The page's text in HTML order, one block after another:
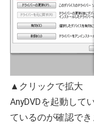
▲クリックで拡大
AnyDVDを起動して
ているのが確認でき